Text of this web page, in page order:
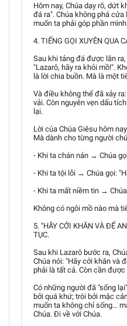
Hôm nay, Chúa dạy rõ, dứt
đá ra". Chúa không phá cửa
muốn ta phải góp phần mình.
4. TIẾNG GỌI XUYÊN QUA
Sau khi tảng đá được lăn
"Lazarô, hãy ra khỏi mồ!".
là lời chia buồn. Mà là một
Và điều không thể đã xảy
vải. Còn nguyên vẹn dấu
lại.
Lời của Chúa Giêsu hôm
Mà dành cho từng người
- Khi ta chán nản → Chúa
- Khi ta tội lỗi → Chúa gọi:
- Khi ta mất niềm tin →
Không có ngôi mồ nào mà
5. "HÃY CỞI KHĂN VÀ ĐỂ
TỤC.
Sau khi Lazarô bước ra,
Chúa nói: "Hãy cởi khăn và
phải là tất cả. Còn cần được
Có những người đã "sống
bởi quá khứ; trói bởi mặc
muốn ta không chỉ sống…
Chúa. Đi về với Chúa.